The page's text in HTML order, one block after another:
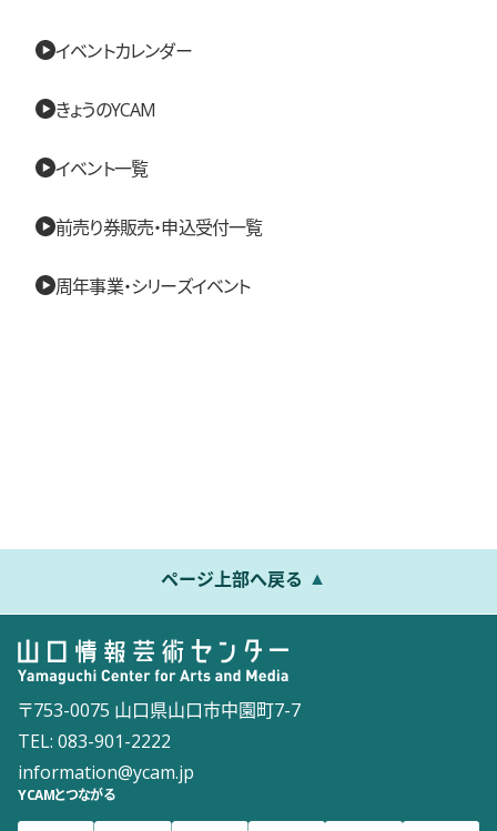
イベントカレンダー
きょうのYCAM
イベント一覧
前売り券販売・申込受付一覧
周年事業・シリーズイベント
ページ上部へ戻る
〒753-0075 山口県山口市中園町7-7
TEL: 083-901-2222
information@ycam.jp
YCAMとつながる